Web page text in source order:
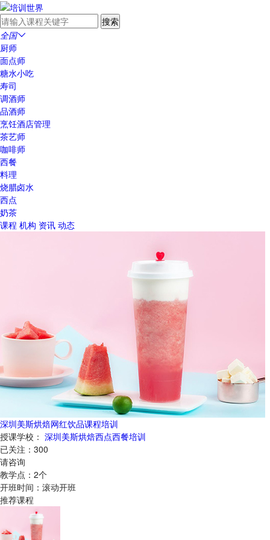
全国
厨师
面点师
糖水小吃
寿司
调酒师
品酒师
烹饪酒店管理
茶艺师
咖啡师
西餐
料理
烧腊卤水
西点
奶茶
课程 机构 资讯 动态
深圳美斯烘焙网红饮品课程培训
授课学校： 深圳美斯烘焙西点西餐培训
已关注： 300
请咨询
教学点： 2个
开班时间： 滚动开班
推荐课程